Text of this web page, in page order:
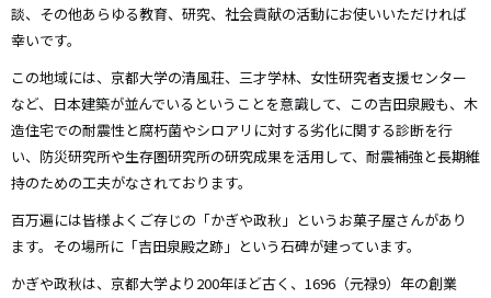
談、その他あらゆる教育、研究、社会貢献の活動にお使いいただければ
幸いです。
この地域には、京都大学の清風荘、三才学林、女性研究者支援センター
など、日本建築が並んでいるということを意識して、この吉田泉殿も、木
造住宅での耐震性と腐朽菌やシロアリに対する劣化に関する診断を行
い、防災研究所や生存圏研究所の研究成果を活用して、耐震補強と長期維
持のための工夫がなされております。
百万遍には皆様よくご存じの「かぎや政秋」というお菓子屋さんがあり
ます。その場所に「吉田泉殿之跡」という石碑が建っています。
かぎや政秋は、京都大学より200年ほど古く、1696（元禄9）年の創業